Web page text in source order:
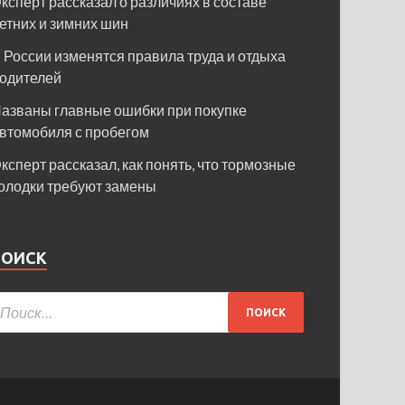
и зимних шин
России изменятся правила труда и отдыха
главные ошибки при покупке
с пробегом
рассказал, как понять, что тормозные
требуют замены